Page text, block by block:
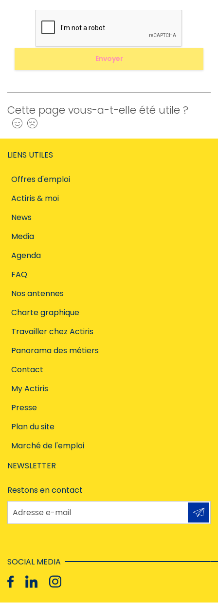
Cette page vous-a-t-elle été utile ?
Oui
LIENS UTILES
Offres d'emploi
Actiris & moi
News
Media
Agenda
FAQ
Nos antennes
Charte graphique
Travailler chez Actiris
Panorama des métiers
Contact
My Actiris
Presse
Plan du site
Marché de l'emploi
NEWSLETTER
Restons en contact
Adresse e-mail
SOCIAL MEDIA